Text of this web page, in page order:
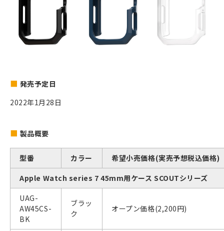
発売予定日
2022年1月28日
製品概要
型番 カラー
希望小売価格(実売予想税込価格)
Apple Watch series 7 45mm用ケース SCOUTシリーズ
UAG-
AW45CS-
BK
ブラッ
ク
オープン価格(2,200円)